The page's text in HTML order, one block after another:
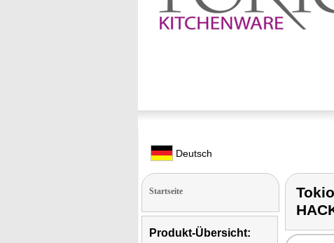
Deutsch
Startseite
Produkt-Übersicht: